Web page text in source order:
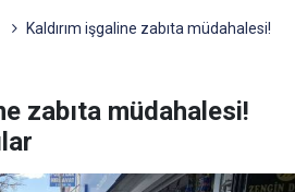
Kaldırım işgaline zabıta müdahalesi!
zabıta müdahalesi!